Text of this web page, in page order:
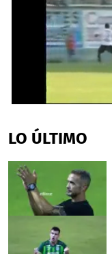
of
27
LO ÚLTIMO